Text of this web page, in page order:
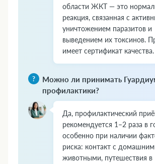
области ЖКТ — это
реакция, связанная с
уничтожением паразитов и
выведением их токсинов.
имеет сертификат качества.
Можно ли принимать
профилактики?
Да, профилактический
рекомендуется 1–2 раза в
особенно при наличии
риска: контакт с
животными, путешествия в